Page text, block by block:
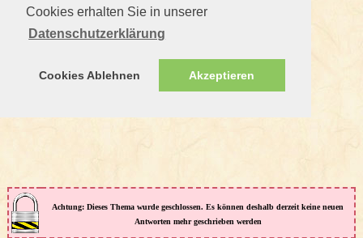
Cookies erhalten Sie in unserer
Datenschutzerklärung
Cookies Ablehnen Akzeptieren
Achtung: Dieses Thema wurde geschlossen. Es können deshalb derzeit keine neuen
Antworten mehr geschrieben werden